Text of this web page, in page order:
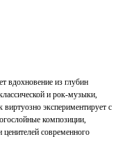
вдохновение из глубин
и рок-музыки,
экспериментирует с
композиции,
современного